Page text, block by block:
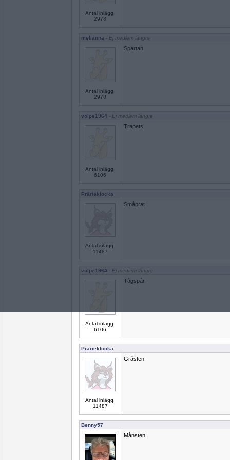
Antal inlägg:
2978
melianna - Ej medlem längre
Antal inlägg:
2978
Spartan
volpe1964 - Ej medlem längre
Antal inlägg:
6106
Trapets
Prärieklocka
Antal inlägg:
11487
Småprat
volpe1964 - Ej medlem längre
Antal inlägg:
6106
Tågspår
Prärieklocka
Antal inlägg:
11487
Gråsten
Benny57
Månsten